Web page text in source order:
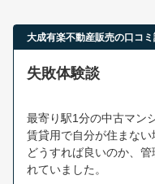
大成有楽不動産販売の口コ
失敗体験談
最寄り駅1分の中古マン
賃貸用で自分が住まな
どうすれば良いのか、
れていました。